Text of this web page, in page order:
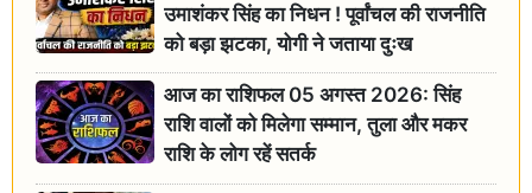
उमाशंकर सिंह का निधन ! पूर्वांचल की राजनीति
को बड़ा झटका, योगी ने जताया दुःख
आज का राशिफल 05 अगस्त 2026: सिंह
राशि वालों को मिलेगा सम्मान, तुला और मकर
राशि के लोग रहें सतर्क